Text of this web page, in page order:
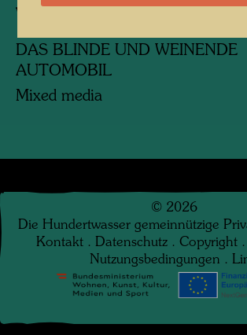
Verbundene Werke
DAS BLINDE UND WEINENDE
AUTOMOBIL
Mixed media
© 2026
Die Hundertwasser gemeinnützige
Kontakt . Datenschutz . Copyright .
Nutzungsbedingungen .